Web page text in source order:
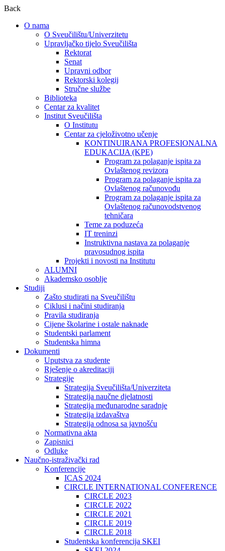
Back
O nama
O Sveučilištu/Univerzitetu
Upravljačko tijelo Sveučilišta
Rektorat
Senat
Upravni odbor
Rektorski kolegij
Stručne službe
Biblioteka
Centar za kvalitet
Institut Sveučilišta
O Institutu
Centar za cjeloživotno učenje
KONTINUIRANA PROFESIONALNA
EDUKACIJA (KPE)
Program za polaganje ispita za
Ovlaštenog revizora
Program za polaganje ispita za
Ovlaštenog računovođu
Program za polaganje ispita za
Ovlaštenog računovodstvenog
tehničara
Teme za poduzeća
IT treninzi
Instruktivna nastava za polaganje
pravosudnog ispita
Projekti i novosti na Institutu
ALUMNI
Akademsko osoblje
Studiji
Zašto studirati na Sveučilištu
Ciklusi i načini studiranja
Pravila studiranja
Cijene školarine i ostale naknade
Studentski parlament
Studentska himna
Dokumenti
Uputstva za studente
Rješenje o akreditaciji
Strategije
Strategija Sveučilišta/Univerziteta
Strategija naučne djelatnosti
Strategija međunarodne saradnje
Strategija izdavaštva
Strategija odnosa sa javnošću
Normativna akta
Zapisnici
Odluke
Naučno-istraživački rad
Konferencije
ICAS 2024
CIRCLE INTERNATIONAL CONFERENCE
CIRCLE 2023
CIRCLE 2022
CIRCLE 2021
CIRCLE 2019
CIRCLE 2018
Studentska konferencija SKEI